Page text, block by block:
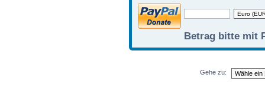
Betrag bitte mit
Gehe zu: